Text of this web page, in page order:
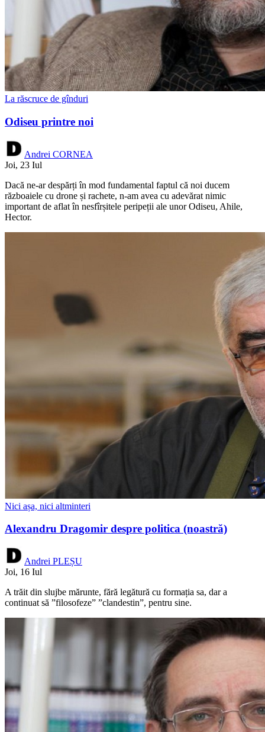
La răscruce de gînduri
Odiseu printre noi
Andrei CORNEA
Joi, 23 Iul
Dacă ne-ar despărți în mod fundamental faptul că noi ducem
războaiele cu drone și rachete, n-am avea cu adevărat nimic
important de aflat în nesfîrșitele peripeții ale unor Odiseu, Ahile,
Hector.
Nici așa, nici altminteri
Alexandru Dragomir despre politica (noastră)
Andrei PLEȘU
Joi, 16 Iul
A trăit din slujbe mărunte, fără legătură cu formația sa, dar a
continuat să ”filosofeze” ”clandestin”, pentru sine.